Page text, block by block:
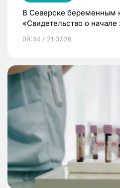
В Северске беременным
«Свидетельство о начале
09:34 / 21.07.26